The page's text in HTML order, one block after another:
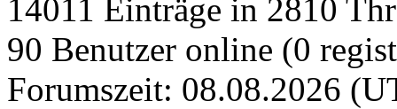
14011 Einträge in 2810
90 Benutzer online (0
Forumszeit: 08.08.2026